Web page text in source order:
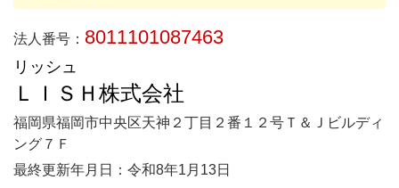
法人番号： 8011101087463
リッシュ
ＬＩＳＨ株式会社
福岡県福岡市中央区天神２丁目２番１２号Ｔ＆Ｊビルディ
ング７Ｆ
最終更新年月日：令和8年1月13日